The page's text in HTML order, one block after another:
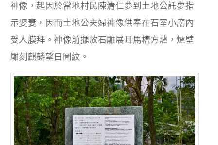
神像，起因於當地村民陳清仁夢到土地公託夢指
示娶妻，因而土地公夫婦神像供奉在石室小廟內
受人膜拜。神像前擺放石雕展耳馬槽方爐，爐壁
雕刻麒麟望日圖紋。